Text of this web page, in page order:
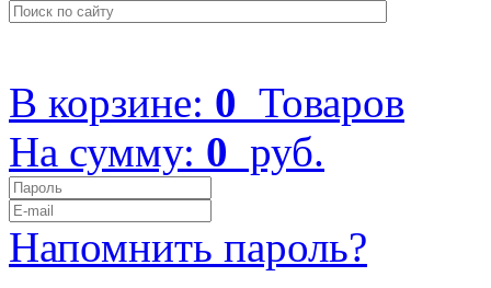
В корзине: 0 Товаров
На сумму: 0 руб.
Напомнить пароль?